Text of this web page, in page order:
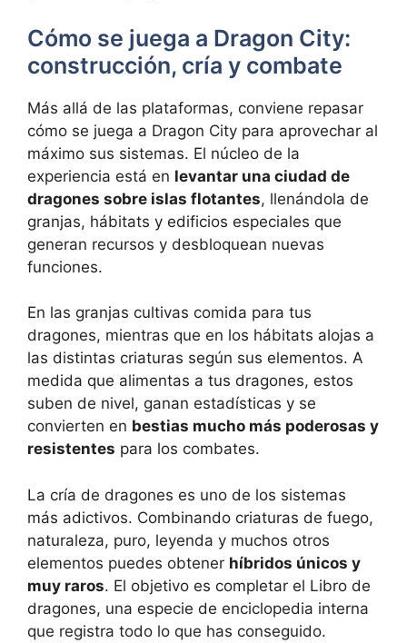
Cómo se juega a Dragon City:
construcción, cría y combate
Más allá de las plataformas, conviene repasar
cómo se juega a Dragon City para aprovechar al
máximo sus sistemas. El núcleo de la
experiencia está en levantar una ciudad de
dragones sobre islas flotantes, llenándola de
granjas, hábitats y edificios especiales que
generan recursos y desbloquean nuevas
funciones.
En las granjas cultivas comida para tus
dragones, mientras que en los hábitats alojas a
las distintas criaturas según sus elementos. A
medida que alimentas a tus dragones, estos
suben de nivel, ganan estadísticas y se
convierten en bestias mucho más poderosas y
resistentes para los combates.
La cría de dragones es uno de los sistemas
más adictivos. Combinando criaturas de fuego,
naturaleza, puro, leyenda y muchos otros
elementos puedes obtener híbridos únicos y
muy raros. El objetivo es completar el Libro de
dragones, una especie de enciclopedia interna
que registra todo lo que has conseguido.